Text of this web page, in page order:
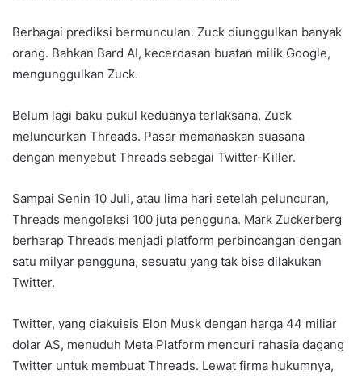
Berbagai prediksi bermunculan. Zuck diunggulkan banyak
orang. Bahkan Bard AI, kecerdasan buatan milik Google,
mengunggulkan Zuck.
Belum lagi baku pukul keduanya terlaksana, Zuck
meluncurkan Threads. Pasar memanaskan suasana
dengan menyebut Threads sebagai Twitter-Killer.
Sampai Senin 10 Juli, atau lima hari setelah peluncuran,
Threads mengoleksi 100 juta pengguna. Mark Zuckerberg
berharap Threads menjadi platform perbincangan dengan
satu milyar pengguna, sesuatu yang tak bisa dilakukan
Twitter.
Twitter, yang diakuisis Elon Musk dengan harga 44 miliar
dolar AS, menuduh Meta Platform mencuri rahasia dagang
Twitter untuk membuat Threads. Lewat firma hukumnya,